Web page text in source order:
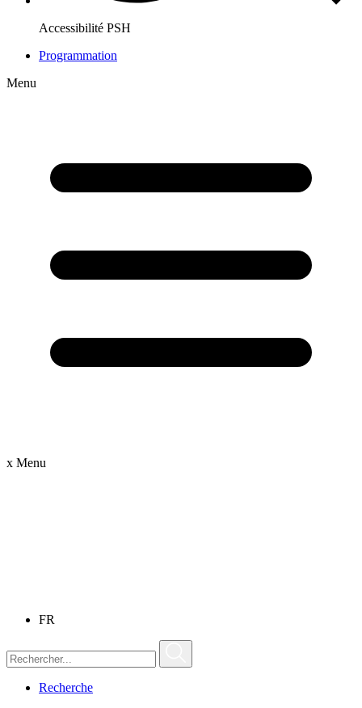
Accessibilité PSH
Programmation
Menu
x Menu
FR
Recherche